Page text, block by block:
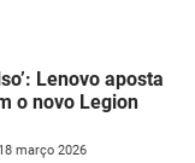
Lenovo aposta
o novo Legion
18 março 2026